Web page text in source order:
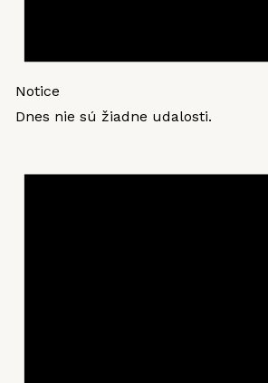
Notice
Dnes nie sú žiadne udalosti.